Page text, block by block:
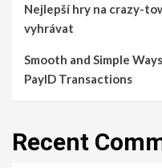
Nejlepší hry na crazy-
vyhrávat
Smooth and Simple
PayID Transactions
Recent